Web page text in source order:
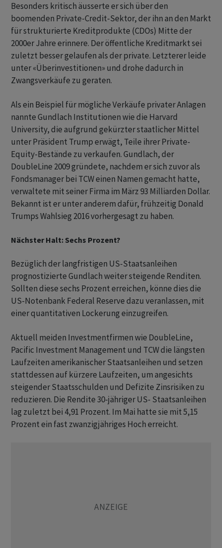
Besonders kritisch äusserte er sich über den
boomenden Private-Credit-Sektor, der ihn an den Markt
für strukturierte Kreditprodukte (CDOs) Mitte der
2000er Jahre erinnere. Der öffentliche Kreditmarkt sei
zuletzt besser gelaufen als der private. Letzterer leide
unter «Überinvestitionen» und drohe dadurch in
Zwangsverkäufe zu geraten.
Als ein Beispiel für mögliche Verkäufe privater Anlagen
nannte Gundlach Institutionen wie die Harvard
University, die aufgrund gekürzter staatlicher Mittel
unter Präsident Trump erwägt, Teile ihrer Private-
Equity-Bestände zu verkaufen. Gundlach, der
DoubleLine 2009 gründete, nachdem er sich zuvor als
Fondsmanager bei TCW einen Namen gemacht hatte,
verwaltete mit seiner Firma im März 93 Milliarden Dollar.
Bekannt ist er unter anderem dafür, frühzeitig Donald
Trumps Wahlsieg 2016 vorhergesagt zu haben.
Nächster Halt: Sechs Prozent?
Bezüglich der langfristigen US-Staatsanleihen
prognostizierte Gundlach weiter steigende Renditen.
Sollten diese sechs Prozent erreichen, könne dies die
US-Notenbank Federal Reserve dazu veranlassen, mit
einer quantitativen Lockerung einzugreifen.
Aktuell meiden Investmentfirmen wie DoubleLine,
Pacific Investment Management und TCW die längsten
Laufzeiten amerikanischer Staatsanleihen und setzen
stattdessen auf kürzere Laufzeiten, um angesichts
steigender Staatsschulden und Defizite Zinsrisiken zu
reduzieren. Die Rendite 30-jähriger US- Staatsanleihen
lag zuletzt bei 4,91 Prozent. Im Mai hatte sie mit 5,15
Prozent ein fast zwanzigjähriges Hoch erreicht.